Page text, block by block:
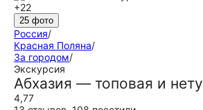
+22
25 фото
Россия/
Красная Поляна/
За городом/
Экскурсия
Абхазия — топовая и
4,77